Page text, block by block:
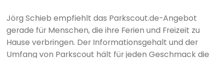
Jörg Schieb empfiehlt das Parkscout.de-Angebot
gerade für Menschen, die ihre Ferien und Freizeit zu
Hause verbringen. Der Informationsgehalt und der
Umfang von Parkscout hält für jeden Geschmack die